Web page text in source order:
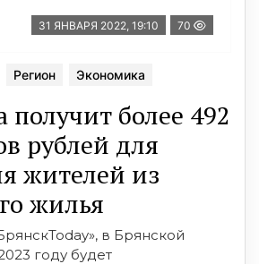
31 ЯНВАРЯ 2022, 19:10 70
Регион Экономика
более 492
рублей для
жителей из
жилья
в Брянской
году будет